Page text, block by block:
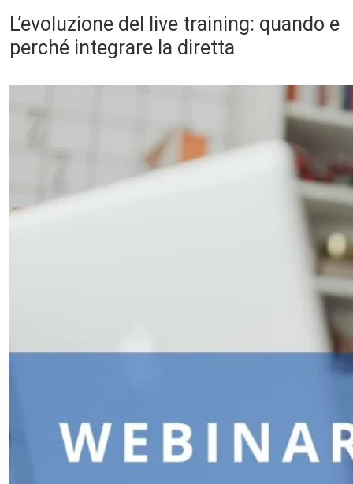
L’evoluzione del live training: quando e
perché integrare la diretta